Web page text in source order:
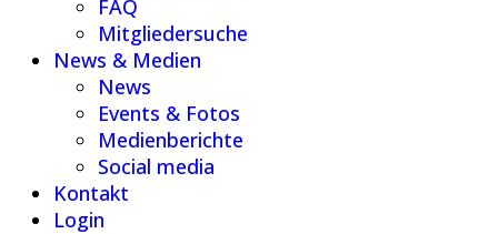
FAQ
Mitgliedersuche
News & Medien
News
Events & Fotos
Medienberichte
Social media
Kontakt
Login